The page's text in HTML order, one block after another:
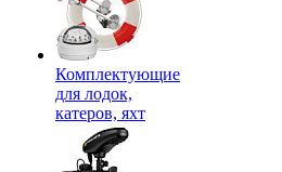
Комплектующие
для лодок,
катеров, яхт